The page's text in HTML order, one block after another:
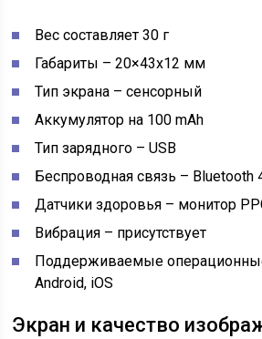
Вес составляет 30 г
Габариты – 20×43х12 мм
Тип экрана – сенсорный
Аккумулятор на 100 mAh
Тип зарядного – USB
Беспроводная связь – Bluetooth
Датчики здоровья – монитор
Вибрация – присутствует
Поддерживаемые
Android, iOS
Экран и качество